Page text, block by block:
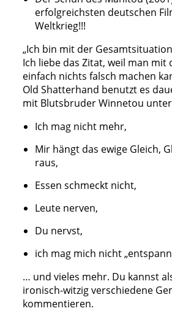
erfolgreichsten deutschen
Weltkrieg!!!
„Ich bin mit der
Ich liebe das Zitat, weil man mit
einfach nichts falsch machen
Old Shatterhand benutzt es
mit Blutsbruder Winnetou
Ich mag nicht mehr,
Mir hängt das ewige Gleich,
raus,
Essen schmeckt nicht,
Leute nerven,
Du nervst,
ich mag mich nicht
… und vieles mehr. Du kannst
ironisch-witzig verschiedene
kommentieren.